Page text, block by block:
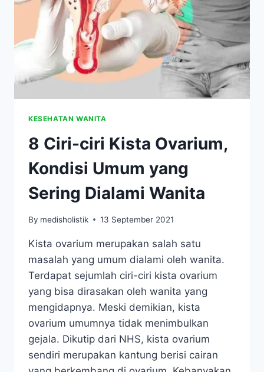
KESEHATAN WANITA
8 Ciri-ciri Kista Ovarium,
Kondisi Umum yang
Sering Dialami Wanita
By medisholistik 13 September 2021
Kista ovarium merupakan salah satu
masalah yang umum dialami oleh wanita.
Terdapat sejumlah ciri-ciri kista ovarium
yang bisa dirasakan oleh wanita yang
mengidapnya. Meski demikian, kista
ovarium umumnya tidak menimbulkan
gejala. Dikutip dari NHS, kista ovarium
sendiri merupakan kantung berisi cairan